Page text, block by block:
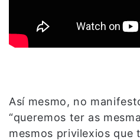
Así mesmo, no
“queremos ter as
mesmos privilexios que